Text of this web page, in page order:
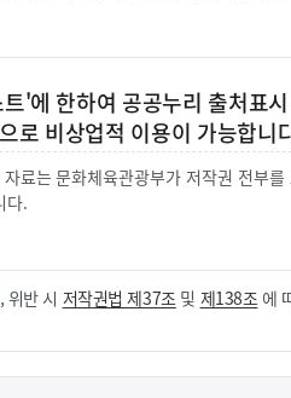
'에 한하여 공공누리 출처표
로 비상업적 이용이 가능합니
료는 문화체육관광부가 저작권 전부
다.
위반 시 저작권법 제37조및 제138조에